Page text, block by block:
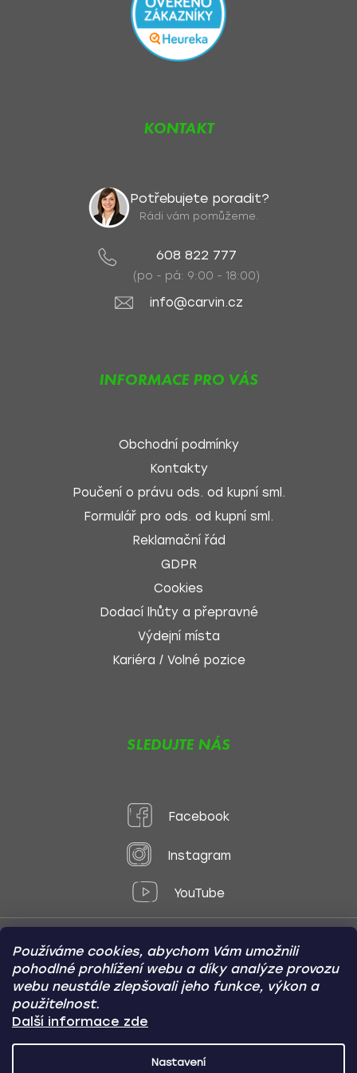
Používáme cookies, abychom Vám umožnili
pohodlné prohlížení webu a díky analýze provozu
webu neustále zlepšovali jeho funkce, výkon a
použitelnost.
Další informace zde
Nastavení
KONTAKT
Potřebujete poradit?
Rádi vám pomůžeme.
608 822 777
(po - pá: 9:00 - 18:00)
info@carvin.cz
INFORMACE PRO VÁS
Obchodní podmínky
Kontakty
Poučení o právu ods. od kupní sml.
Formulář pro ods. od kupní sml.
Reklamační řád
GDPR
Cookies
Dodací lhůty a přepravné
Výdejní místa
Kariéra / Volné pozice
SLEDUJTE NÁS
Facebook
Instagram
YouTube
Způsoby platby:
Online
Převod
Dobírka